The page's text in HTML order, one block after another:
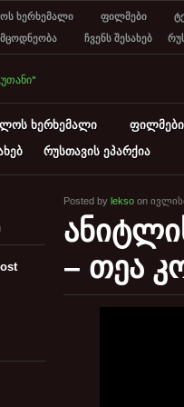
ხერხემალი ფილმები
ჩვენს შესახებ
ხერხემალი ფილმები
რუსთავის ეპარქია
Posted by lekso on
– თეა